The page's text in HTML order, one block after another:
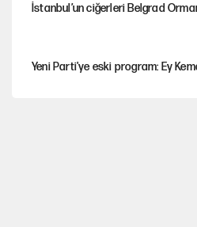
İstanbul’un ciğerleri Belgrad
Yeni Parti'ye eski program: Ey